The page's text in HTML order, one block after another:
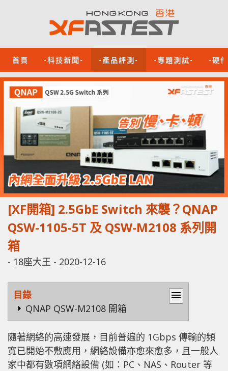
首頁 -科技新聞- -產品評測- -專題測試- -硬
[XF開箱] 2.5GbE Switch 來襲？QNAP
QSW-1105-5T 及 QSW-M2108 系列開
箱
- 18座大王 - 2020-12-16
目錄
menu
QNAP QSW-M2108 開箱
隨著網絡的高速發展，目前普遍的 1Gbps 傳輸的頻
寬已開始不敷應用，網絡設備亦愈來愈多，且一般人
家中都有數項網絡設備 (如：PC、NAS、Router 等